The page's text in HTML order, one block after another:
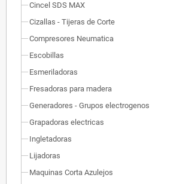
Cincel SDS MAX
Cizallas - Tijeras de Corte
Compresores Neumatica
Escobillas
Esmeriladoras
Fresadoras para madera
Generadores - Grupos electrogenos
Grapadoras electricas
Ingletadoras
Lijadoras
Maquinas Corta Azulejos